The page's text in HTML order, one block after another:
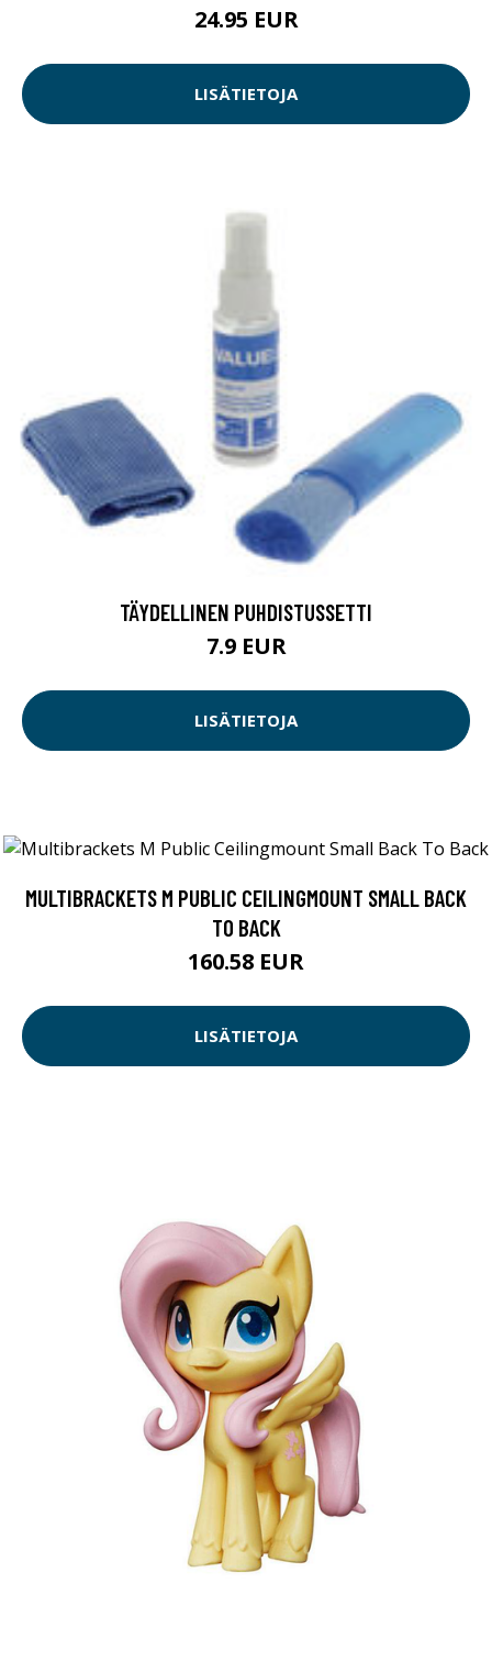
24.95 EUR
LISÄTIETOJA
TÄYDELLINEN PUHDISTUSSETTI
7.9 EUR
LISÄTIETOJA
MULTIBRACKETS M PUBLIC CEILINGMOUNT SMALL BACK
TO BACK
160.58 EUR
LISÄTIETOJA